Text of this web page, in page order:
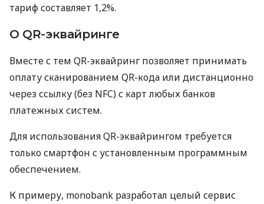
тариф составляет 1,2%.
О QR-эквайринге
Вместе с тем QR-эквайринг позволяет принимать
оплату сканированием QR-кода или дистанционно
через ссылку (без NFC) с карт любых банков
платежных систем.
Для использования QR-эквайрингом требуется
только смартфон с установленным программным
обеспечением.
К примеру, monobank разработал целый сервис